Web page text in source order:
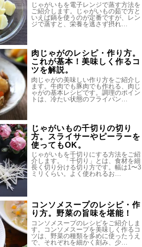
じゃがいもを電子レンジで蒸す方法を
ご紹介します。じゃがいもの茹で方と
いえば鍋を使うのが定番ですが、レン
ジで蒸すと、栄養を逃さず摂れ…
肉じゃがのレシピ・作り方。
これが基本！美味しく作るコ
ツを解説。
肉じゃがの美味しい作り方をご紹介し
ます。牛肉でも豚肉でも作れる、肉じ
ゃがの基本レシピです。調理のポイン
トは、冷たい状態のフライパン…
じゃがいもの千切りの切り
方。スライサーやピーラーを
使ってもOK。
じゃがいもを千切りにする方法をご紹
介します。「千切り」とは、食材を細
長く切り分ける切り方です。幅は1〜3
ミリくらい。よく使われるお…
コンソメスープのレシピ・作
り方。野菜の旨味を堪能！
コンソメスープのレシピをご紹介しま
す。コンソメスープを美味しく作るコ
ツは、野菜の種類を多めに使ったうえ
で、それぞれを細かく刻み、少…